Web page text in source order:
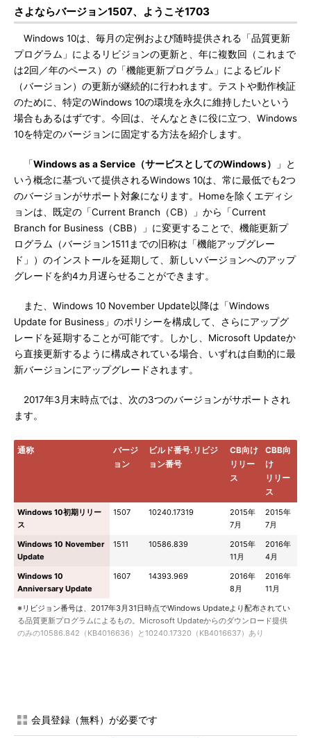
さよならバージョン1507、ようこそ1703
Windows 10は、毎月の定例および随時提供される「品質更新
プログラム」によるリビジョンの更新と、年に複数回（これまで
は2回／年のペース）の「機能更新プログラム」によるビルド
（バージョン）の更新が継続的に行われます。テストや動作検証
のために、特定のWindows 10の環境を永久に維持したいという
場合もあるはずです。今回は、そんなときに役に立つ、Windows
10を特定のバージョンに固定する方法を紹介します。
「Windows as a Service（サービスとしてのWindows）
」と
いう概念に基づいて提供されるWindows 10は、常に最低でも2つ
のバージョンがサポート対象になります。Homeを除くエディシ
ョンは、既定の「Current Branch（CB）」から「Current
Branch for Business（CBB）」に変更することで、機能更新プ
ログラム（バージョン1511までの旧称は「機能アップグレー
ド」）のインストールを延期して、新しいバージョンへのアップ
グレードを約4カ月遅らせることができます。
また、Windows 10 November Update以降は「Windows
Update for Business」のポリシーを構成して、さらにアップグ
レードを延期することが可能です。しかし、Microsoft Updateか
ら直接更新するように構成されている場合、いずれは自動的に最
新バージョンにアップグレードされます。
2017年3月末時点では、次の3つのバージョンがサポートされ
ます。
通称
バージ
ョン
ビルド番号.リビジ
ョン番号
CB向け
リリー
ス
CBB向
け
リリー
ス
Windows 10初期リリー
ス
1507 10240.17319
2015年
7月
2015年
7月
Windows 10 November
Update
1511 10586.839
2015年
11月
2016年
4月
Windows 10
Anniversary Update
1607 14393.969
2016年
8月
2016年
11月
※リビジョン番号は、2017年3月31日時点でWindows Updateより配布されてい
る品質更新プログラムによるもの。Microsoft Updateからのダウンロード提供
のみの10586.842（KB4016636）と10240.17320（KB4016637）あり
history
［英語］（Windows Help）
会員登録（無料）が必要です